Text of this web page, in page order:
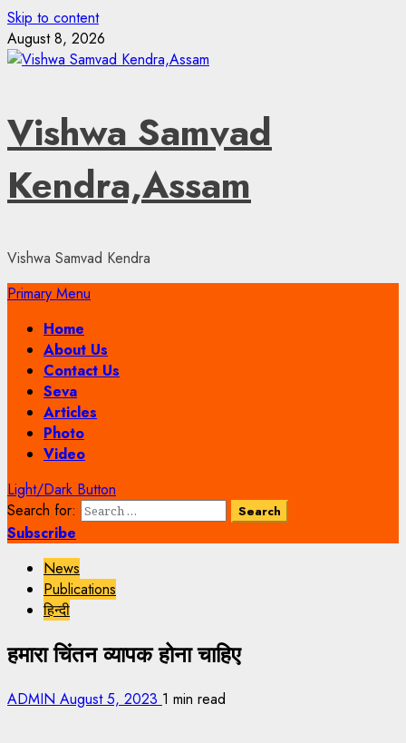
Skip to content
August 8, 2026
Vishwa Samvad
Kendra,Assam
Vishwa Samvad Kendra
Primary Menu
Home
About Us
Contact Us
Seva
Articles
Photo
Video
Light/Dark Button
Search for:
Subscribe
News
Publications
हिन्दी
हमारा चिंतन व्यापक होना चाहिए
ADMIN August 5, 2023 1 min read